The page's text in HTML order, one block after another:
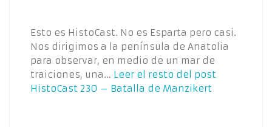
Esto es HistoCast. No es Esparta pero casi.
Nos dirigimos a la península de Anatolia
para observar, en medio de un mar de
traiciones, una… Leer el resto del post
HistoCast 230 – Batalla de Manzikert